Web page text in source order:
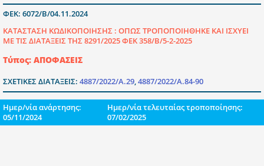
ΦΕΚ: 6072/Β/04.11.2024
ΚΑΤΑΣΤΑΣΗ ΚΩΔΙΚΟΠΟΙΗΣΗΣ : ΟΠΩΣ ΤΡΟΠΟΠΟΙΗΘΗΚΕ ΚΑΙ ΙΣΧΥΕΙ
ΜΕ ΤΙΣ ΔΙΑΤΑΞΕΙΣ ΤΗΣ 8291/2025 ΦΕΚ 358/Β/5-2-2025
Τύπος: ΑΠΟΦΑΣΕΙΣ
ΣΧΕΤΙΚΕΣ ΔΙΑΤΑΞΕΙΣ: 4887/2022/Α.29,4887/2022/Α.84-90
Ημερ/νία ανάρτησης:
05/11/2024
Ημερ/νία τελευταίας τροποποίησης:
07/02/2025